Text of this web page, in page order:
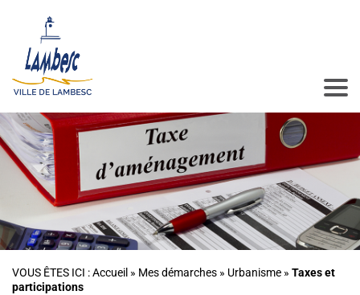
VOUS ÊTES ICI :Accueil » Mes démarches » Urbanisme » Taxes et
participations